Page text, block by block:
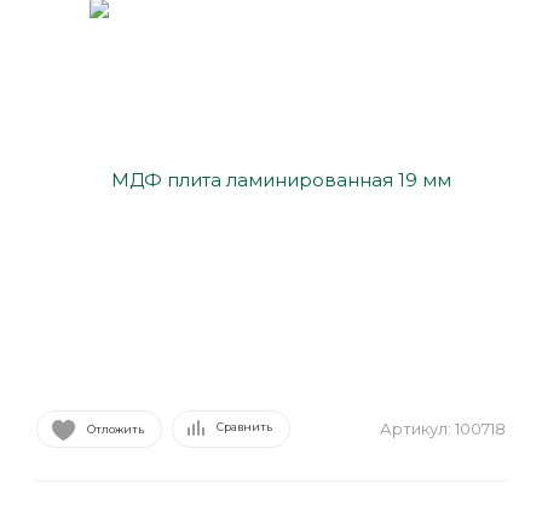
Отложить Сравнить Артикул: 100718